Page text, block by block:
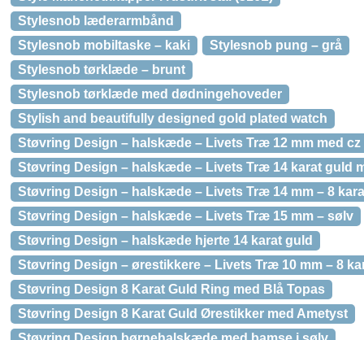
Stylesnob læderarmbånd
Stylesnob mobiltaske – kaki
Stylesnob pung – grå
Stylesnob tørklæde – brunt
Stylesnob tørklæde med dødningehoveder
Stylish and beautifully designed gold plated watch
Støvring Design – halskæde – Livets Træ 12 mm med cz
Støvring Design – halskæde – Livets Træ 14 karat guld
Støvring Design – halskæde – Livets Træ 14 mm – 8
Støvring Design – halskæde – Livets Træ 15 mm – sølv
Støvring Design – halskæde hjerte 14 karat guld
Støvring Design – ørestikkere – Livets Træ 10 mm – 8
Støvring Design 8 Karat Guld Ring med Blå Topas
Støvring Design 8 Karat Guld Ørestikker med Ametyst